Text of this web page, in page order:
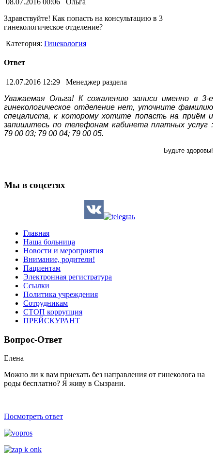
08.07.2016 00:06
Ольга
Здравствуйте! Как попасть на консультацию в 3
гинекологическое отделение?
Категория: Гинекология
Ответ
12.07.2016 12:29
Менеджер раздела
Уважаемая Ольга! К сожалению записи именно в 3-е
гинекологическое отделение нет, уточните фамилию
спецалиста, к которому хотите попасть на приём и
запишитесь по телефонам кабинета платных услуг :
79 00 03; 79 00 04; 79 00 05.
Будьте здоровы!
Мы в соцсетях
Главная
Наша больница
Новости и мероприятия
Внимание, родители!
Пациентам
Электронная регистратура
Ссылки
Политика учреждения
Сотрудникам
СТОП коррупция
ПРЕЙСКУРАНТ
Вопрос-Ответ
Елена
Можно ли к вам приехать без направления от гинеколога на
роды беcплатно? Я живу в Сызрани.
Посмотреть ответ